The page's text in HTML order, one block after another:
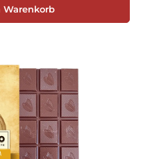
Warenkorb